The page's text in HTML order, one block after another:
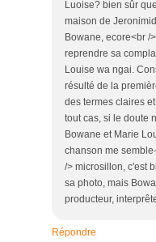
Luoise? bien sûr
maison de
Bowane, ecore<br /
reprendre sa
Louise wa ngai.
résulté de la
des termes claires
tout cas, si le doute
Bowane et Marie
chanson me
/> microsillon, c'est
sa photo, mais
producteur,
Répondre